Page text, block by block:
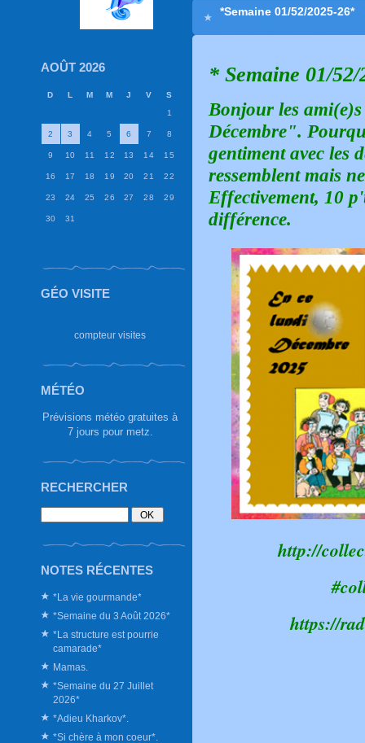
AOÛT 2026
D L M M J V
S
1
2 3 4 5 6 7 8
9 10 11 12 13 14 15
16 17 18 19 20 21 22
23 24 25 26 27 28 29
30 31
GÉO VISITE
compteur visites
MÉTÉO
Prévisions météo gratuites à
7 jours pour metz.
RECHERCHER
NOTES RÉCENTES
*La vie gourmande*
*Semaine du 3 Août 2026*
*La structure est pourrie
camarade*
Mamas.
*Semaine du 27 Juillet
2026*
*Adieu Kharkov*.
*Si chère à mon coeur*.
*Semaine 01/52/2025-26*
* Semaine 01/
Bonjour les
Décembre".
gentiment avec les
ressemblent mais
Effectivement, 10
différence.
http://
https://